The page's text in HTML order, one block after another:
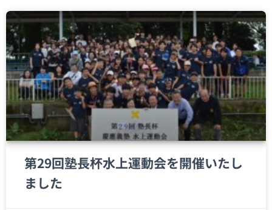
第29回塾長杯水上運動会を開催いたし
ました